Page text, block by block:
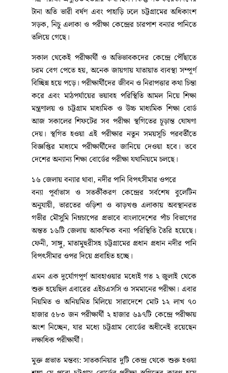
টানা অতি ভারী বর্ষণ এবং পাহাড়ি ঢলে চট্টগ্রামের অধিকাংশ
সড়ক, নিচু এলাকা ও পরীক্ষা কেন্দ্রের চারপাশ বন্যার পানিতে
তলিয়ে গেছে।
সকাল থেকেই পরীক্ষার্থী ও অভিভাবকদের কেন্দ্রে পৌঁছাতে
চরম বেগ পেতে হয়, অনেক জায়গায় যাতায়াত ব্যবস্থা সম্পূর্ণ
বিচ্ছিন্ন হয়ে পড়ে। পরীক্ষার্থীদের জীবন ও নিরাপত্তার কথা চিন্তা
করে এবং মাঠপর্যায়ের ভয়াবহ পরিস্থিতি আমল নিয়ে শিক্ষা
মন্ত্রণালয় ও চট্টগ্রাম মাধ্যমিক ও উচ্চ মাধ্যমিক শিক্ষা বোর্ড
আজ সকালের শিফটের সব পরীক্ষা স্থগিতের চূড়ান্ত ঘোষণা
দেয়। স্থগিত হওয়া এই পরীক্ষার নতুন সময়সূচি পরবর্তীতে
বিজ্ঞপ্তির মাধ্যমে পরীক্ষার্থীদের জানিয়ে দেওয়া হবে। তবে
দেশের অন্যান্য শিক্ষা বোর্ডের পরীক্ষা যথানিয়মে চলছে।
১৬ জেলায় বন্যার থাবা, নদীর পানি বিপৎসীমার ওপরে
বন্যা পূর্বাভাস ও সতর্কীকরণ কেন্দ্রের সর্বশেষ বুলেটিন
অনুযায়ী, ভারতের ওড়িশা ও ঝাড়খণ্ড এলাকায় অবস্থানরত
গভীর মৌসুমি নিম্নচাপের প্রভাবে বাংলাদেশের পাঁচ বিভাগের
অন্তত ১৬টি জেলায় আকস্মিক বন্যা পরিস্থিতি তৈরি হয়েছে।
ফেনী, সাঙ্গু, মাতামুহুরীসহ চট্টগ্রামের প্রধান প্রধান নদীর পানি
বিপৎসীমার ওপর দিয়ে প্রবাহিত হচ্ছে।
এমন এক দুর্যোগপূর্ণ আবহাওয়ার মধ্যেই গত ২ জুলাই থেকে
শুরু হয়েছিল এবারের এইচএসসি ও সমমানের পরীক্ষা। এবার
নিয়মিত ও অনিয়মিত মিলিয়ে সারাদেশে মোট ১২ লাখ ৭০
হাজার ৫৮৩ জন পরীক্ষার্থী ২ হাজার ৬৯৭টি কেন্দ্রে পরীক্ষায়
অংশ নিচ্ছেন, যার মধ্যে চট্টগ্রাম বোর্ডের অধীনেই রয়েছেন
লক্ষাধিক পরীক্ষার্থী।
মুক্ত প্রভাত মন্তব্য: সাতকানিয়ার দুটি কেন্দ্র থেকে শুরু হওয়া